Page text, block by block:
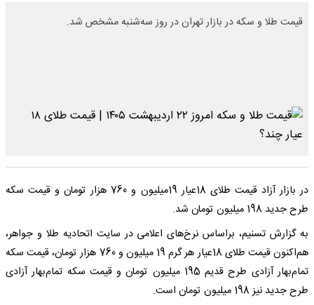
قیمت طلا و سکه در بازار تهران در روز سه‌شنبه مشخص شد.
در بازار آزاد قیمت طلای 18عیار 19میلیون و 760 هزار تومان و قیمت سکه
طرح جدید 198 میلیون تومان شد.
به گزارش تسنیم، براساس نرخ‌های اعلامی در سایت اتحادیه طلا و جواهر،
هم‌اکنون قیمت طلای 18عیار هر گرم 19 میلیون و 760 هزار تومان، قیمت سکه
تمام‌بهار آزادی طرح قدیم 195 میلیون تومان و قیمت سکه تمام‌بهار آزادی
طرح جدید نیز 198 میلیون تومان است.